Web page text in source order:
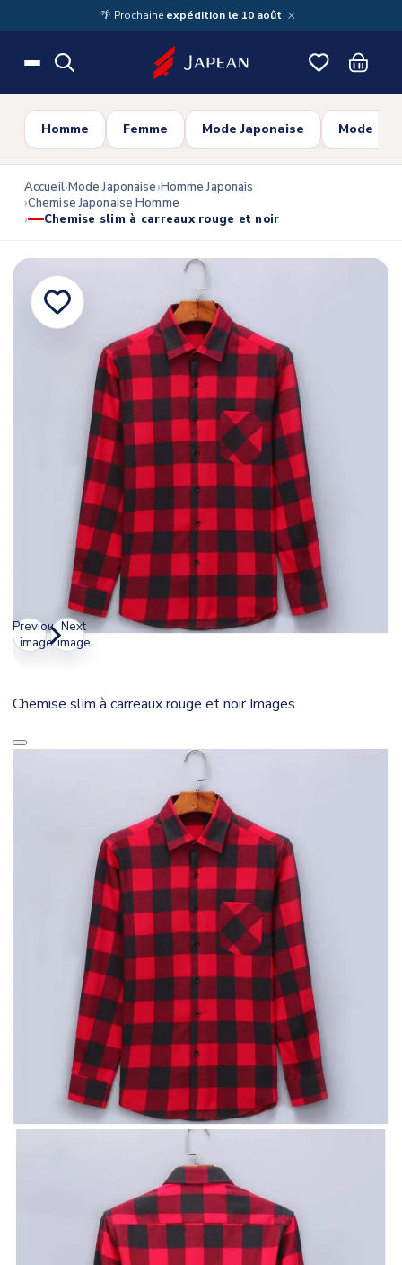
Skip to main content🌴 Prochaine expédition le 10 août ×
Homme Femme Mode Japonaise Mode
Accueil Mode Japonaise Homme Japonais
Chemise Japonaise Homme
Chemise slim à carreaux rouge et noir
Previous
image
Next
image
Chemise slim à carreaux rouge et noir Images